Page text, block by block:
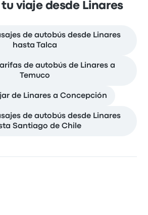
viaje desde Linares
de autobús desde Linares
hasta Talca
de autobús de Linares a
Temuco
de Linares a Concepción
de autobús desde Linares
Santiago de Chile